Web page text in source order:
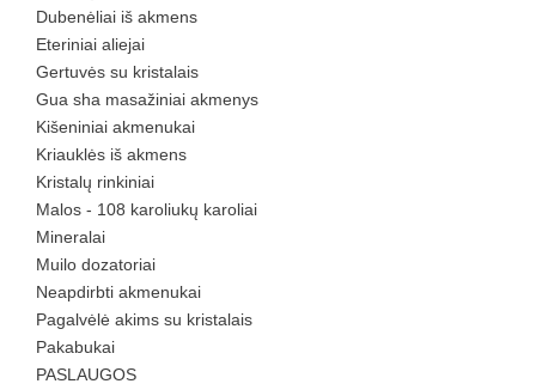
Dubenėliai iš akmens
Eteriniai aliejai
Gertuvės su kristalais
Gua sha masažiniai akmenys
Kišeniniai akmenukai
Kriauklės iš akmens
Kristalų rinkiniai
Malos - 108 karoliukų karoliai
Mineralai
Muilo dozatoriai
Neapdirbti akmenukai
Pagalvėlė akims su kristalais
Pakabukai
PASLAUGOS